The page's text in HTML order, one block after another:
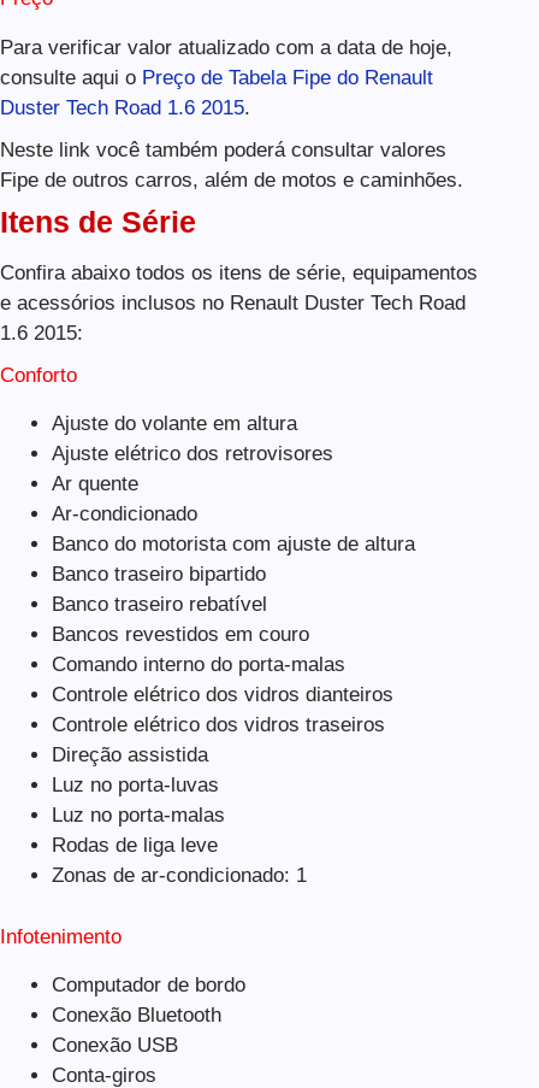
Para verificar valor atualizado com a data de hoje,
consulte aqui o Preço de Tabela Fipe do Renault
Duster Tech Road 1.6 2015.
Neste link você também poderá consultar valores
Fipe de outros carros, além de motos e caminhões.
Itens de Série
Confira abaixo todos os itens de série, equipamentos
e acessórios inclusos no Renault Duster Tech Road
1.6 2015:
Conforto
Ajuste do volante em altura
Ajuste elétrico dos retrovisores
Ar quente
Ar-condicionado
Banco do motorista com ajuste de altura
Banco traseiro bipartido
Banco traseiro rebatível
Bancos revestidos em couro
Comando interno do porta-malas
Controle elétrico dos vidros dianteiros
Controle elétrico dos vidros traseiros
Direção assistida
Luz no porta-luvas
Luz no porta-malas
Rodas de liga leve
Zonas de ar-condicionado: 1
Infotenimento
Computador de bordo
Conexão Bluetooth
Conexão USB
Conta-giros